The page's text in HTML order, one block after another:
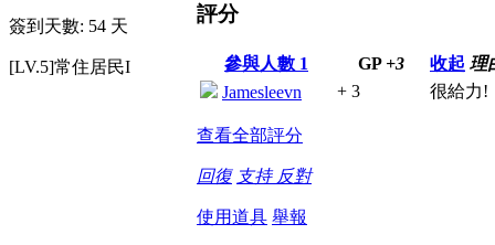
簽到天數: 54 天
[LV.5]常住居民I
評分
參與人數 1 GP +3 收起 理
Jamesleevn
+ 3 很給力!
查看全部評分
回復 支持 反對
使用道具 舉報